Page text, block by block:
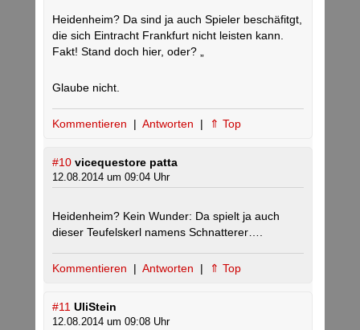
Heidenheim? Da sind ja auch Spieler beschäfitgt,
die sich Eintracht Frankfurt nicht leisten kann.
Fakt! Stand doch hier, oder? „
Glaube nicht.
Kommentieren | Antworten | ⇑ Top
#10 vicequestore patta
12.08.2014 um 09:04 Uhr
Heidenheim? Kein Wunder: Da spielt ja auch
dieser Teufelskerl namens Schnatterer….
Kommentieren | Antworten | ⇑ Top
#11 UliStein
12.08.2014 um 09:08 Uhr